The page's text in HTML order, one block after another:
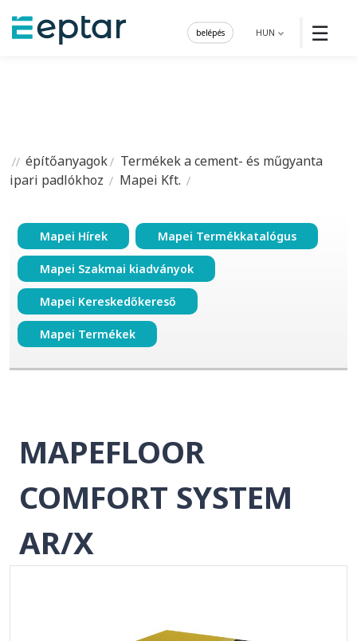
☰
HUN
belépés
építőanyagok
Termékek a cement- és műgyanta
ipari padlókhoz
Mapei Kft.
Mapei Hírek Mapei Termékkatalógus
Mapei Szakmai kiadványok
Mapei Kereskedőkereső
Mapei Termékek
MAPEFLOOR
COMFORT SYSTEM
AR/X